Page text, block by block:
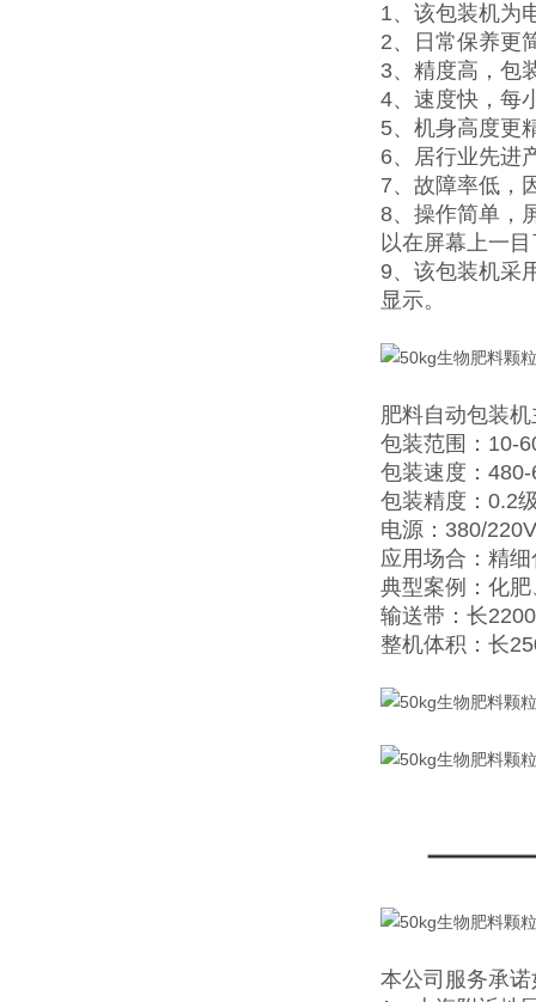
1、该包装机为
2、日常保养更
3、精度高，包
4、速度快，每
5、机身高度更
6、居行业先进
7、故障率低，
8、操作简单，
以在屏幕上一
9、该包装机采
显示。
肥料自动包装机
包装范围：10-
包装速度：
包装精度：0.2
电源：380/
应用场合：精
典型案例：化
输送带：长
整机体积：长
本公司服务承